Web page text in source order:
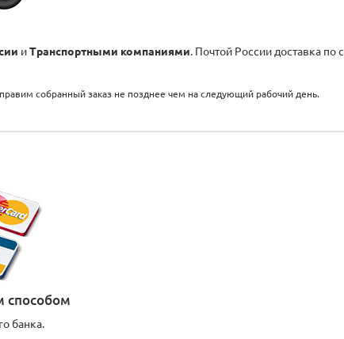
иТранспортными компаниями. Почтой России доставка по
собранный заказ не позднее чем на следующий рабочий день.
способом
банка.